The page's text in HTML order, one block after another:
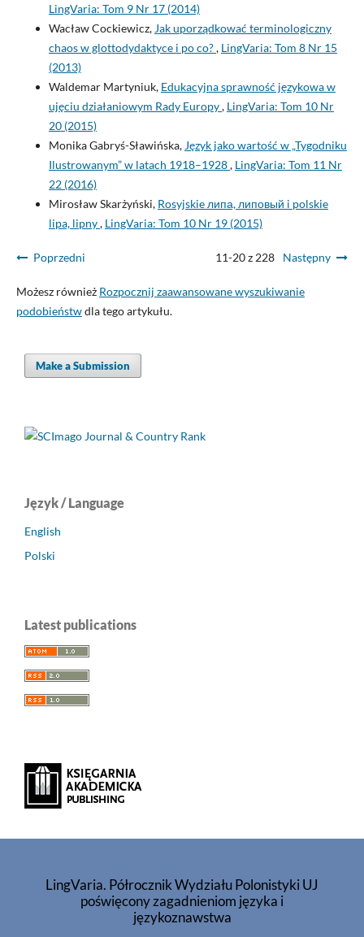
LingVaria: Tom 9 Nr 17 (2014)
Wacław Cockiewicz,Jak uporządkować terminologiczny
chaos w glottodydaktyce i po co?, LingVaria: Tom 8 Nr 15
(2013)
Waldemar Martyniuk, Edukacyjna sprawność językowa w
ujęciu działaniowym Rady Europy, LingVaria: Tom 10 Nr
20 (2015)
Monika Gabryś-Sławińska,Język jako wartość w „Tygodniku
Ilustrowanym” w latach 1918–1928, LingVaria: Tom 11 Nr
22 (2016)
Mirosław Skarżyński, Rosyjskie липа, липовый i polskie
lipa, lipny, LingVaria: Tom 10 Nr 19 (2015)
Poprzedni 11-20 z 228 Następny
Możesz również Rozpocznij zaawansowane wyszukiwanie
podobieństwdla tego artykułu.
Make a Submission
Język / Language
English
Polski
Latest publications
LingVaria. Półrocznik Wydziału Polonistyki UJ
poświęcony zagadnieniom języka i
językoznawstwa